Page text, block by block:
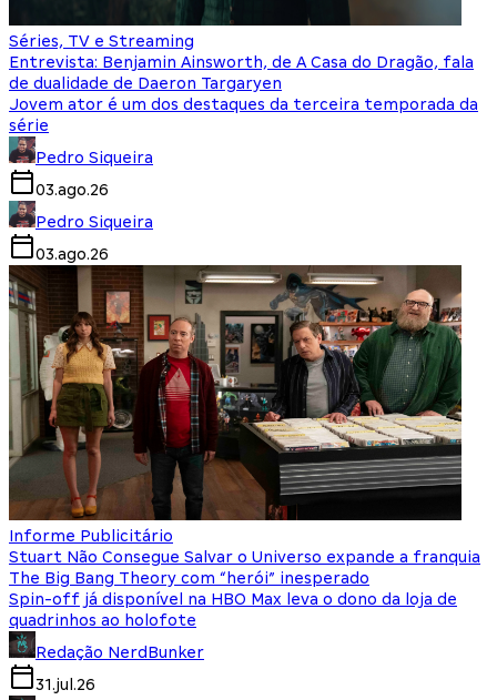
Séries, TV e Streaming
Entrevista: Benjamin Ainsworth, de A Casa do Dragão, fala
de dualidade de Daeron Targaryen
Jovem ator é um dos destaques da terceira temporada da
série
Pedro Siqueira
03.ago.26
Pedro Siqueira
03.ago.26
Informe Publicitário
Stuart Não Consegue Salvar o Universo expande a franquia
The Big Bang Theory com “herói” inesperado
Spin-off já disponível na HBO Max leva o dono da loja de
quadrinhos ao holofote
Redação NerdBunker
31.jul.26